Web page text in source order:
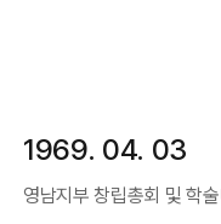
1969. 04. 03
영남지부 창립총회 및 학